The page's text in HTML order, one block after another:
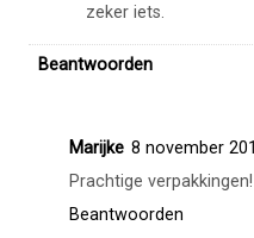
zeker iets.
Beantwoorden
Marijke 8 november
Prachtige
Beantwoorden